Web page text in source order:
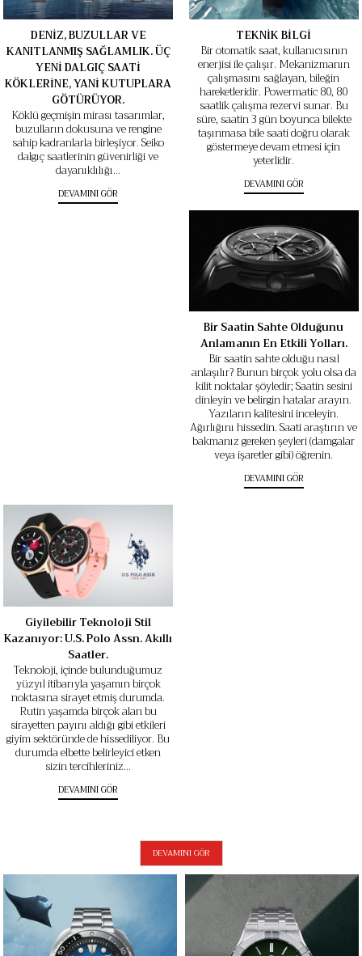
DENİZ, BUZULLAR VE
KANITLANMIŞ SAĞLAMLIK. ÜÇ
YENİ DALGIÇ SAATİ
KÖKLERİNE, YANİ KUTUPLARA
GÖTÜRÜYOR.
Köklü geçmişin mirası tasarımlar,
buzulların dokusuna ve rengine
sahip kadranlarla birleşiyor. Seiko
dalgıç saatlerinin güvenirliği ve
dayanıklılığı...
DEVAMINI GÖR
TEKNİK BİLGİ
Bir otomatik saat, kullanıcısının
enerjisi ile çalışır. Mekanizmanın
çalışmasını sağlayan, bileğin
hareketleridir. Powermatic 80, 80
saatlik çalışma rezervi sunar. Bu
süre, saatin 3 gün boyunca bilekte
taşınmasa bile saati doğru olarak
göstermeye devam etmesi için
yeterlidir.
DEVAMINI GÖR
Bir Saatin Sahte Olduğunu
Anlamanın En Etkili Yolları.
Bir saatin sahte olduğu nasıl
anlaşılır? Bunun birçok yolu olsa da
kilit noktalar şöyledir; Saatin sesini
dinleyin ve belirgin hatalar arayın.
Yazıların kalitesini inceleyin.
Ağırlığını hissedin. Saati araştırın ve
bakmanız gereken şeyleri (damgalar
veya işaretler gibi) öğrenin.
DEVAMINI GÖR
Giyilebilir Teknoloji Stil
Kazanıyor: U.S. Polo Assn. Akıllı
Saatler.
Teknoloji, içinde bulunduğumuz
yüzyıl itibarıyla yaşamın birçok
noktasına sirayet etmiş durumda.
Rutin yaşamda birçok alan bu
sirayetten payını aldığı gibi etkileri
giyim sektöründe de hissediliyor. Bu
durumda elbette belirleyici etken
sizin tercihleriniz...
DEVAMINI GÖR
DEVAMINI GÖR